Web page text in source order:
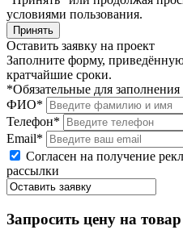
условиями пользования.
Принять
Оставить заявку на проект
Заполните форму,
кратчайшие сроки.
*Обязательные для заполнения
ФИО*
Телефон*
Email*
Согласен на получение
рассылки
Запросить цену на товар